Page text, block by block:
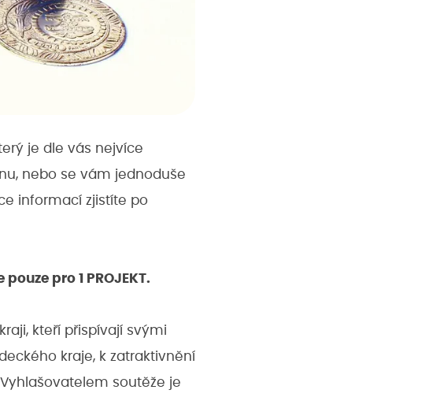
je dle vás nejvíce
nebo se vám jednoduše
informací zjistíte po
pro 1 PROJEKT.
kteří přispívají svými
kraje, k zatraktivnění
soutěže je